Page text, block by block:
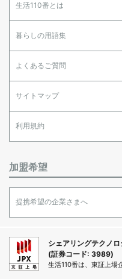
生活110番とは
暮らしの用語集
よくあるご質問
サイトマップ
利用規約
加盟希望
提携希望の企業さまへ
シェアリングテクノ
(証券コード: 3989)
生活110番は、東証上場